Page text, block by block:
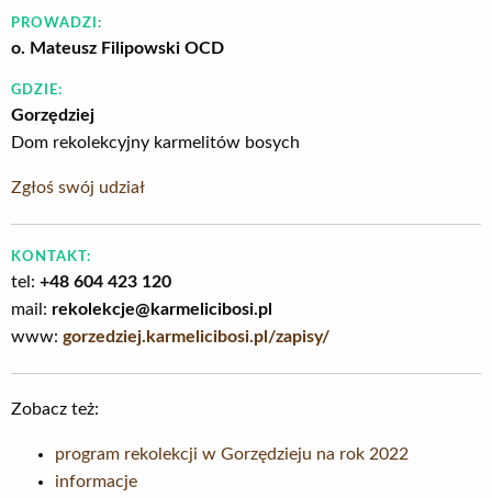
PROWADZI:
o. Mateusz Filipowski OCD
GDZIE:
Gorzędziej
Dom rekolekcyjny karmelitów bosych
Zgłoś swój udział
KONTAKT:
tel: +48 604 423 120
mail: rekolekcje@karmelicibosi.pl
www: gorzedziej.karmelicibosi.pl/zapisy/
Zobacz też:
program rekolekcji w Gorzędzieju na rok 2022
informacje